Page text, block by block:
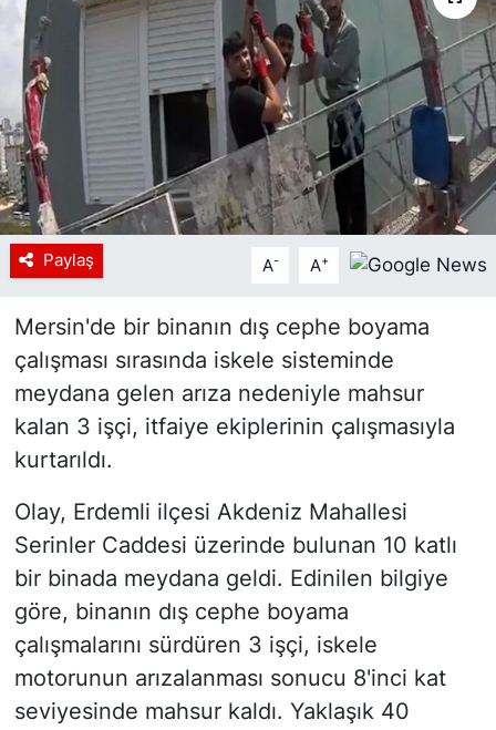
Paylaş A- A+
Mersin'de bir binanın dış cephe boyama
çalışması sırasında iskele sisteminde
meydana gelen arıza nedeniyle mahsur
kalan 3 işçi, itfaiye ekiplerinin çalışmasıyla
kurtarıldı.
Olay, Erdemli ilçesi Akdeniz Mahallesi
Serinler Caddesi üzerinde bulunan 10 katlı
bir binada meydana geldi. Edinilen bilgiye
göre, binanın dış cephe boyama
çalışmalarını sürdüren 3 işçi, iskele
motorunun arızalanması sonucu 8'inci kat
seviyesinde mahsur kaldı. Yaklaşık 40
YEREL HABER
Haberde insan
Tanıtım